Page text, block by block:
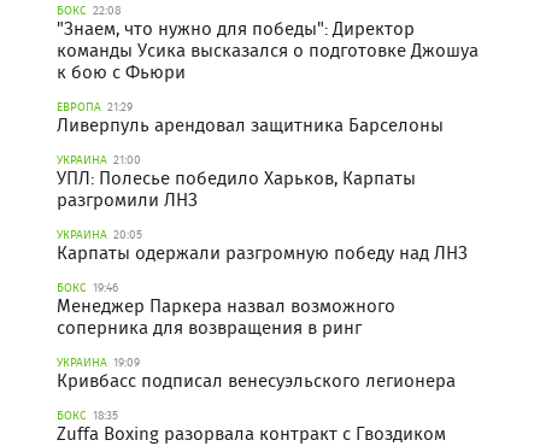
БОКС 22:08
"Знаем, что нужно для победы": Директор
команды Усика высказался о подготовке Джошуа
к бою с Фьюри
ЕВРОПА 21:29
Ливерпуль арендовал защитника Барселоны
УКРАИНА 21:00
УПЛ: Полесье победило Харьков, Карпаты
разгромили ЛНЗ
УКРАИНА 20:05
Карпаты одержали разгромную победу над ЛНЗ
БОКС 19:46
Менеджер Паркера назвал возможного
соперника для возвращения в ринг
УКРАИНА 19:09
Кривбасс подписал венесуэльского легионера
БОКС 18:35
Zuffa Boxing разорвала контракт с Гвоздиком